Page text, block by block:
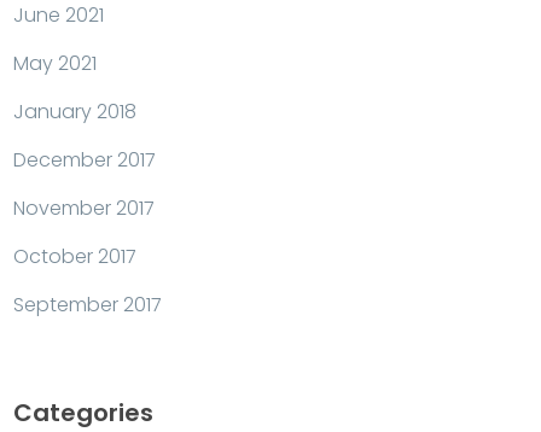
June 2021
May 2021
January 2018
December 2017
November 2017
October 2017
September 2017
Categories